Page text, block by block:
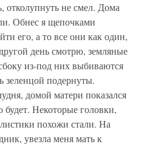
отколупнуть не смел. Дома
Обнес я щепочками
его, а то все они как один,
день смотрю, земляные
из-под них выбиваются
зеленцой подернуты.
домой матери показался
будет. Некоторые головки,
похожи стали. На
увезла меня мать к